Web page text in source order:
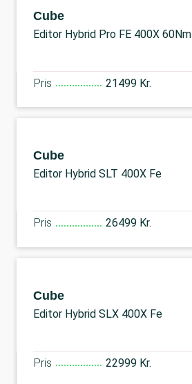
Cube
Editor Hybrid Pro FE 400X 60Nm
Pris 21499 Kr.
Cube
Editor Hybrid SLT 400X Fe
Pris 26499 Kr.
Cube
Editor Hybrid SLX 400X Fe
Pris 22999 Kr.